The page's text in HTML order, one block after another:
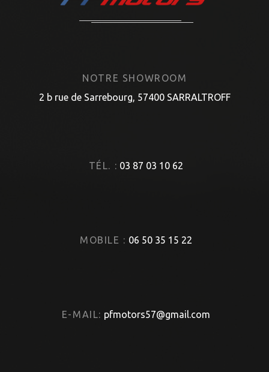
NOTRE SHOWROOM
2 b rue de Sarrebourg, 57400 SARRALTROFF
TÉL. : 03 87 03 10 62
MOBILE : 06 50 35 15 22
E-MAIL: pfmotors57@gmail.com